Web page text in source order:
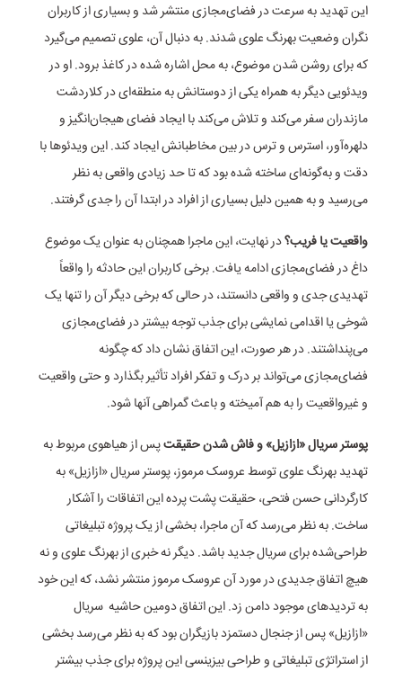
این تهدید به سرعت در فضای‌مجازی منتشر شد و بسیاری از کاربران
نگران وضعیت بهرنگ علوی شدند. به دنبال آن، علوی تصمیم می‌گیرد
که برای روشن شدن موضوع، به محل اشاره شده در کاغذ برود. او در
ویدئویی دیگر به همراه یکی از دوستانش به منطقه‌ای در کلاردشت
مازندران سفر می‌کند و تلاش می‌کند با ایجاد فضای هیجان‌انگیز و
دلهره‌آور، استرس و ترس در بین مخاطبانش ایجاد کند. این ویدئوها با
دقت و به‌گونه‌ای ساخته شده بود که تا حد زیادی واقعی به نظر
می‌رسید و به همین دلیل بسیاری از افراد در ابتدا آن را جدی گرفتند.
واقعیت یا فریب؟در نهایت، این ماجرا همچنان به عنوان یک موضوع
داغ در فضای‌مجازی ادامه یافت. برخی کاربران این حادثه را واقعاً
تهدیدی جدی و واقعی دانستند، در حالی که برخی دیگر آن را تنها یک
شوخی یا اقدامی نمایشی برای جذب توجه بیشتر در فضای‌مجازی
می‌پنداشتند. در هر صورت، این اتفاق نشان داد که چگونه
فضای‌مجازی می‌تواند بر درک و تفکر افراد تأثیر بگذارد و حتی واقعیت
و غیرواقعیت را به هم آمیخته و باعث گمراهی آنها شود.
پوستر سریال «ازازیل» و فاش شدن حقیقتپس از هیاهوی مربوط به
تهدید بهرنگ علوی توسط عروسک مرموز، پوستر سریال «ازازیل» به
کارگردانی حسن فتحی، حقیقت پشت پرده این اتفاقات را آشکار
ساخت. به نظر می‌رسد که آن ماجرا، بخشی از یک پروژه تبلیغاتی
طراحی‌شده برای سریال جدید باشد. دیگر نه خبری از بهرنگ علوی و نه
هیچ اتفاق جدیدی در مورد آن عروسک مرموز منتشر نشد، که این خود
به تردیدهای موجود دامن زد. این اتفاق دومین حاشیه سریال
«ازازیل» پس از جنجال دستمزد بازیگران بود که به نظر می‌رسد بخشی
از استراتژی تبلیغاتی و طراحی بیزینسی این پروژه برای جذب بیشتر